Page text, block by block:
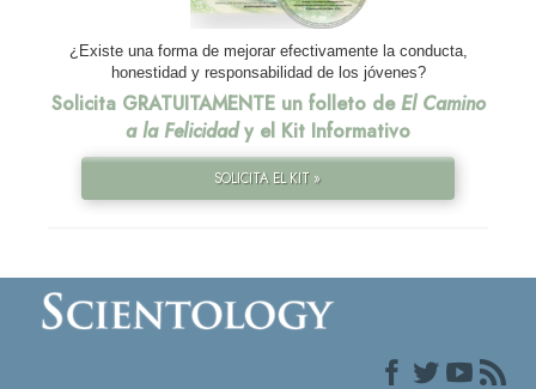
¿Existe una forma de mejorar efectivamente la conducta,
honestidad y responsabilidad de los jóvenes?
Solicita GRATUITAMENTE un folleto de El Camino
a la Felicidady el Kit Informativo
SOLICITA EL KIT »